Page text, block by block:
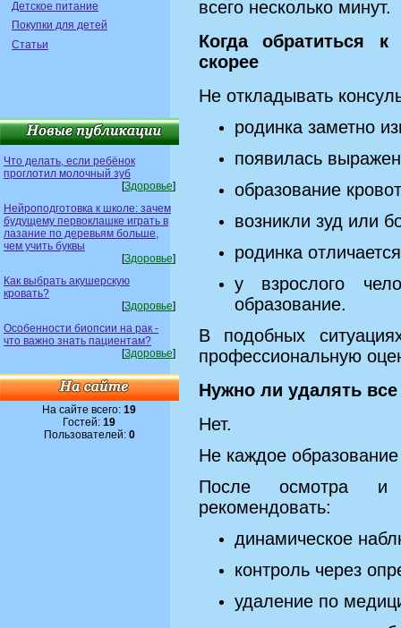
Детское питание
Покупки для детей
Статьи
Что делать, если ребёнок
проглотил молочный зуб
[Здоровье]
Нейроподготовка к школе: зачем
будущему первоклашке играть в
лазание по деревьям больше,
чем учить буквы
[Здоровье]
Как выбрать акушерскую
кровать?
[Здоровье]
Особенности биопсии на рак -
что важно знать пациентам?
[Здоровье]
На сайте всего:19
Гостей:19
Пользователей: 0
всего несколько минут.
Когда обратиться
скорее
Не откладывать
родинка заметно
появилась
образование
возникли зуд или
родинка
у взрослого
образование.
В подобных
профессиональную
Нужно ли удалять
Нет.
Не каждое
После осмотра и
рекомендовать:
динамическое
контроль через
удаление по